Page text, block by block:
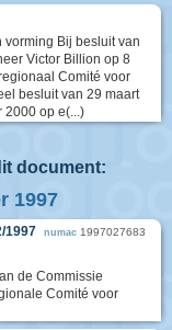
Bij besluit van
Victor Billion op 8
Comité voor
besluit van 29 maart
2000 op e(...)
document:
1997
1997 numac 1997027683
de Commissie
Comité voor